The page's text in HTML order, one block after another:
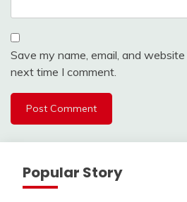
Save my name, email, and
next time I comment.
Popular Story